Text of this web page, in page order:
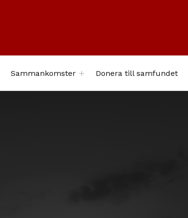
Sammankomster Donera till samfundet